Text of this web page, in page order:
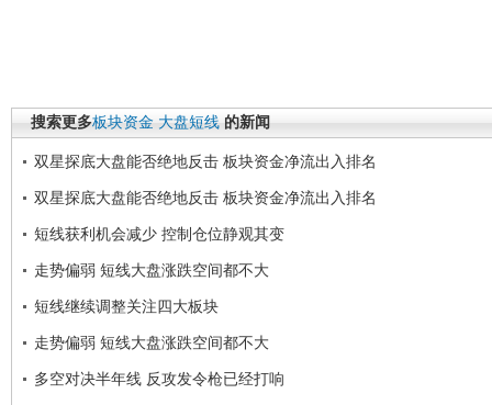
搜索更多板块资金 大盘短线 的新闻
双星探底大盘能否绝地反击 板块资金净流出入排名
双星探底大盘能否绝地反击 板块资金净流出入排名
短线获利机会减少 控制仓位静观其变
走势偏弱 短线大盘涨跌空间都不大
短线继续调整关注四大板块
走势偏弱 短线大盘涨跌空间都不大
多空对决半年线 反攻发令枪已经打响